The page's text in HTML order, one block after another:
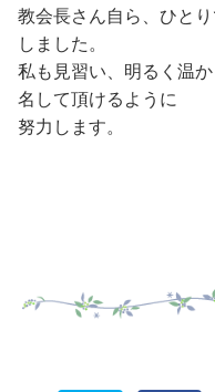
教会長さん自ら、ひと
しました。
私も見習い、明るく温
名して頂けるように
努力します。
合掌 ブ